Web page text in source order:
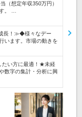
（想定年収350万円）
。 …
長！≫◆様々なデー
います。市場の動きを
たい方に最適！★未経
数字の集計・分析に興